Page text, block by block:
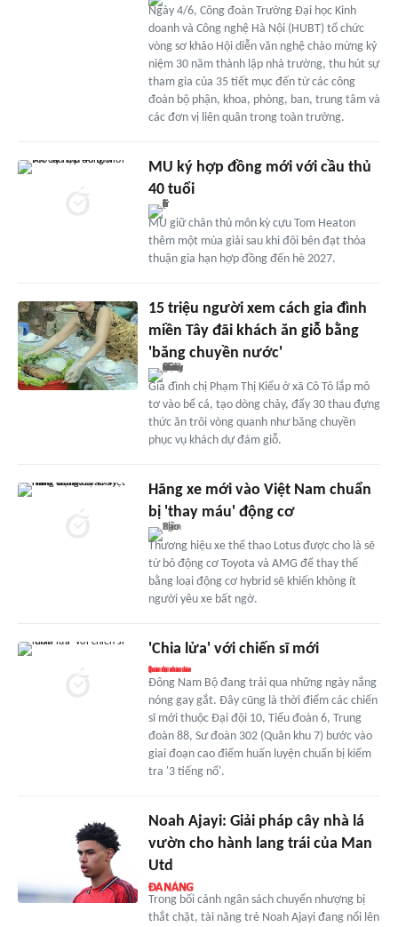
Ngày 4/6, Công đoàn Trường Đại học Kinh
doanh và Công nghệ Hà Nội (HUBT) tổ chức
vòng sơ khảo Hội diễn văn nghệ chào mừng kỷ
niệm 30 năm thành lập nhà trường, thu hút sự
tham gia của 35 tiết mục đến từ các công
đoàn bộ phận, khoa, phòng, ban, trung tâm và
các đơn vị liên quân trong toàn trường.
MU ký hợp đồng mới với cầu thủ
40 tuổi
MU giữ chân thủ môn kỳ cựu Tom Heaton
thêm một mùa giải sau khi đôi bên đạt thỏa
thuận gia hạn hợp đồng đến hè 2027.
15 triệu người xem cách gia đình
miền Tây đãi khách ăn giỗ bằng
'băng chuyền nước'
Gia đình chị Phạm Thị Kiểu ở xã Cô Tô lắp mô
tơ vào bể cá, tạo dòng chảy, đẩy 30 thau đựng
thức ăn trôi vòng quanh như băng chuyền
phục vụ khách dự đám giỗ.
Hãng xe mới vào Việt Nam chuẩn
bị 'thay máu' động cơ
Thương hiệu xe thể thao Lotus được cho là sẽ
từ bỏ động cơ Toyota và AMG để thay thế
bằng loại động cơ hybrid sẽ khiến không ít
người yêu xe bất ngờ.
'Chia lửa' với chiến sĩ mới
Đông Nam Bộ đang trải qua những ngày nắng
nóng gay gắt. Đây cũng là thời điểm các chiến
sĩ mới thuộc Đại đội 10, Tiểu đoàn 6, Trung
đoàn 88, Sư đoàn 302 (Quân khu 7) bước vào
giai đoạn cao điểm huấn luyện chuẩn bị kiểm
tra '3 tiếng nổ'.
Noah Ajayi: Giải pháp cây nhà lá
vườn cho hành lang trái của Man
Utd
Trong bối cảnh ngân sách chuyển nhượng bị
thắt chặt, tài năng trẻ Noah Ajayi đang nổi lên